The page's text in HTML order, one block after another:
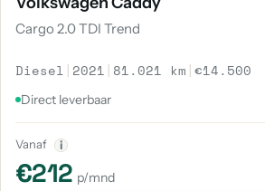
Cargo 2.0 TDI Trend
Diesel | 2021 | 81.021 km |€14.500
Direct leverbaar
Vanaf i
€212 p/mnd